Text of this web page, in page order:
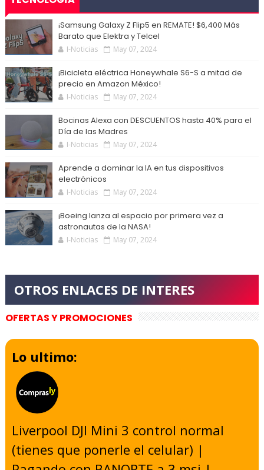
¡Samsung Galaxy Z Flip5 en REMATE! $6,400 Más
Barato que Elektra y Telcel
I-Noticias May 07, 2024
¡Bicicleta eléctrica Honeywhale S6-S a mitad de
precio en Amazon México!
I-Noticias May 07, 2024
Bocinas Alexa con DESCUENTOS hasta 40% para el
Día de las Madres
I-Noticias May 07, 2024
Aprende a dominar la IA en tus dispositivos
electrónicos
I-Noticias May 07, 2024
¡Boeing lanza al espacio por primera vez a
astronautas de la NASA!
I-Noticias May 07, 2024
OFERTAS Y PROMOCIONES
Lo ultimo:
Liverpool DJI Mini 3 control normal
(tienes que ponerle el celular) |